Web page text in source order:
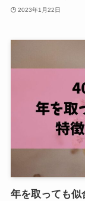
2023年1月22日
年を取っても似